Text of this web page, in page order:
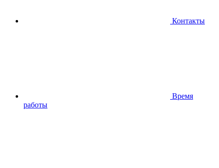
Контакты
Время
работы